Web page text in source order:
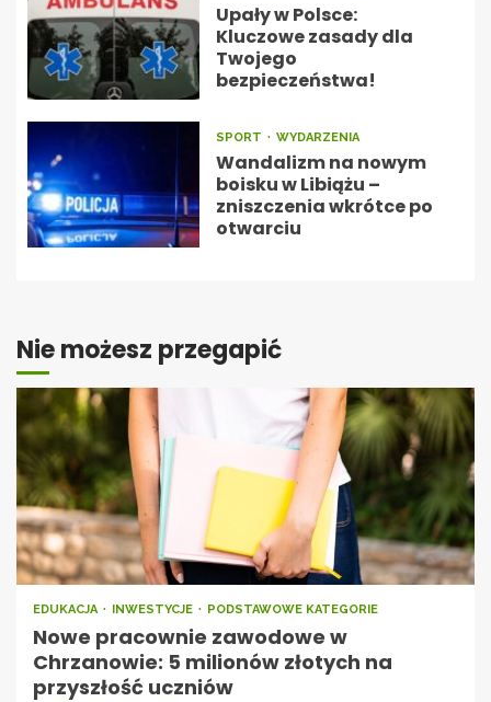
Upały w Polsce:
Kluczowe zasady dla
Twojego
bezpieczeństwa!
SPORT WYDARZENIA
Wandalizm na nowym
boisku w Libiążu –
zniszczenia wkrótce po
otwarciu
Nie możesz przegapić
EDUKACJA INWESTYCJE PODSTAWOWE KATEGORIE
Nowe pracownie zawodowe w
Chrzanowie: 5 milionów złotych na
przyszłość uczniów